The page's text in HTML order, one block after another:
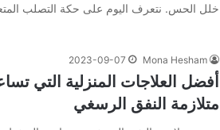
خلل الحس. نتعرف اليوم على حكة التصلب
Mona Hesham
2023-09-07
أفضل العلاجات المنزلية التي
متلازمة النفق الرسغي